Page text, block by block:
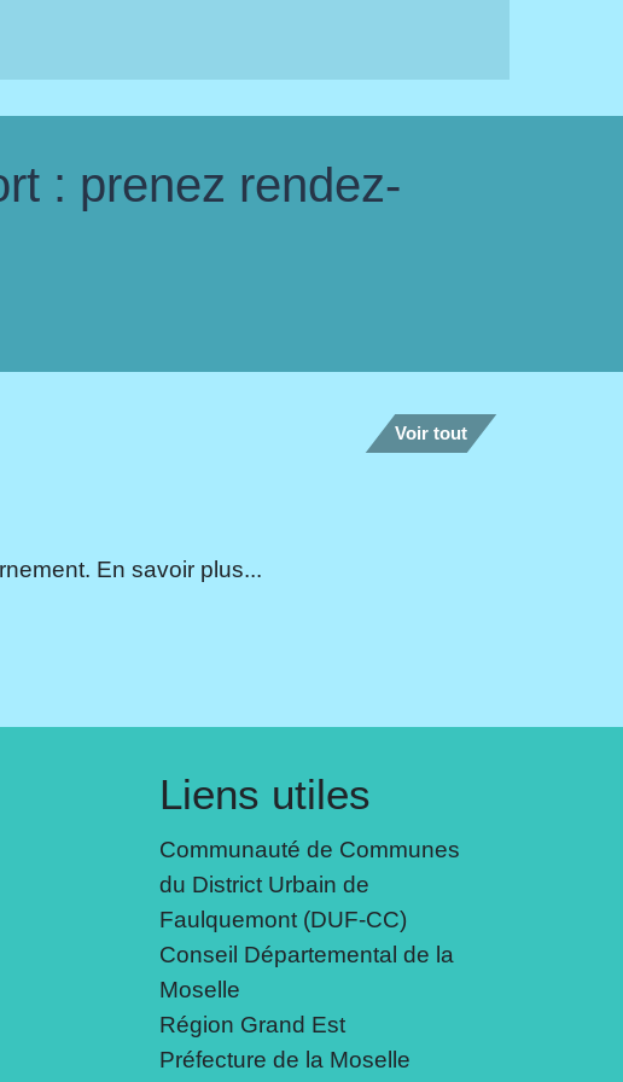
: prenez rendez-
Voir tout
En savoir plus...
Liens utiles
Communauté de Communes
du District Urbain de
Faulquemont (DUF-CC)
Conseil Départemental de la
Moselle
Région Grand Est
Préfecture de la Moselle